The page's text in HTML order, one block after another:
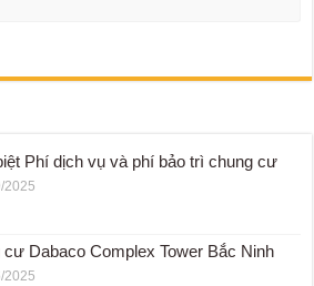
Phí dịch vụ và phí bảo trì chung cư
2025
cư Dabaco Complex Tower Bắc Ninh
2025